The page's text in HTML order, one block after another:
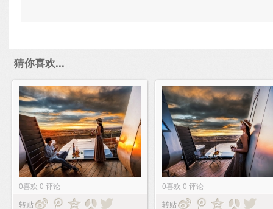
猜你喜欢...
0喜欢 0 评论
转贴
0喜欢 0 评论
转贴